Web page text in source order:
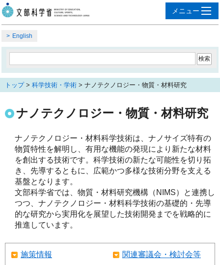
English
トップ> 科学技術・学術 > ナノテクノロジー・物質・材料研究
ナノテクノロジー・物質・材料研究
ナノテクノロジー・材料科学技術は、ナノサイズ特有の
物質特性を解明し、有用な機能の発現により新たな材料
を創出する技術です。科学技術の新たな可能性を切り拓
き、先導するともに、広範かつ多様な技術分野を支える
基盤となります。
文部科学省では、物質・材料研究機構（NIMS）と連携し
つつ、ナノテクノロジー・材料科学技術の基礎的・先導
的な研究から実用化を展望した技術開発までを戦略的に
推進しています。
施策情報 関連審議会・検討会等